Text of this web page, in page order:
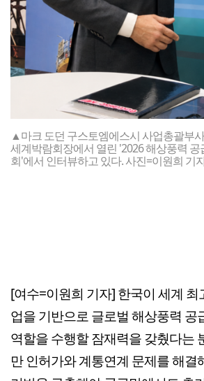
▲마크 도던 구스토엠에스시 사업총괄부
세계박람회장에서 열린 '2026 해상풍력
회'에서 인터뷰하고 있다. 사진=이원희 기
[여수=이원희 기자] 한국이 세계
업을 기반으로 글로벌 해상풍력 공
역할을 수행할 잠재력을 갖췄다는
만 인허가와 계통연계 문제를 해결